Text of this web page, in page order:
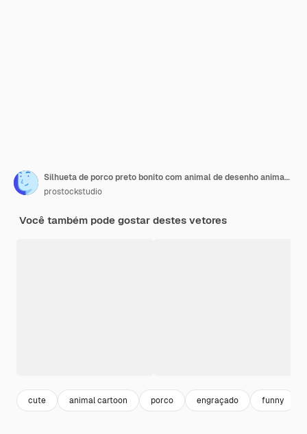
Silhueta de porco preto bonito com animal de desenho animado de coração branco isolado de comprimento total
prostockstudio
Você também pode gostar destes vetores
cute animal cartoon porco engraçado funny